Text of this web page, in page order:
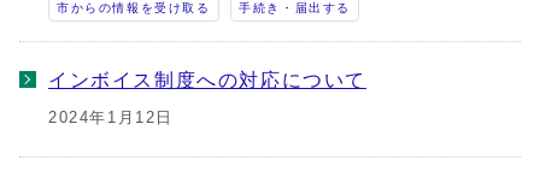
市からの情報を受け取る 手続き・届出する
インボイス制度への対応について
2024年1月12日